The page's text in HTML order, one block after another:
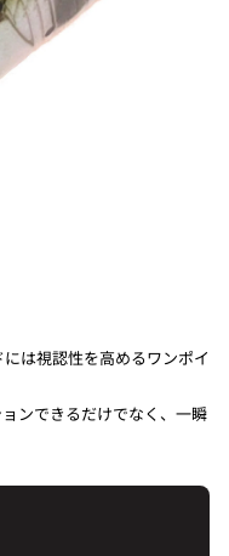
は視認性を高めるワンポイ
ンできるだけでなく、一瞬